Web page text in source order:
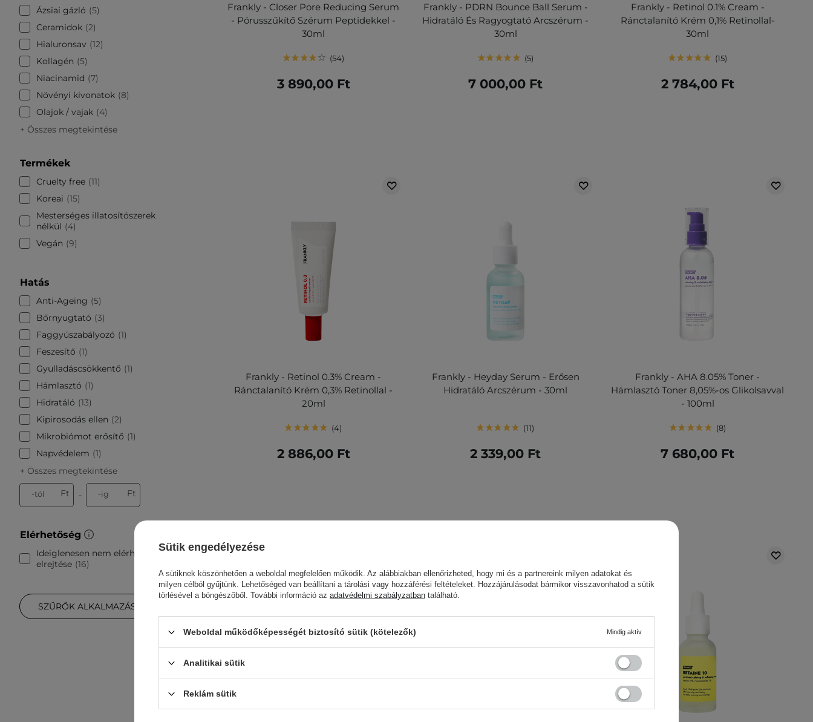
Ázsiai gázló
5
Ceramidok 2
Hialuronsav
12
Kollagén
5
Niacinamid
7
Növényi kivonatok 8
Olajok / vajak
4
+ Összes megtekintése
Termékek
Cruelty free 11
Koreai
15
Mesterséges illatosítószerek
nélkül
4
Vegán
9
Hatás
Anti-Ageing
5
Bőrnyugtató
3
Faggyúszabályozó
1
Feszesítő
1
Gyulladáscsökkentő
1
Hámlasztó
1
Hidratáló
13
Kipirosodás ellen
2
Mikrobiómot erősítő
1
Napvédelem
1
+ Összes megtekintése
-tól Ft - -ig Ft
Elérhetőség
Ideiglenesen nem elérhetők
elrejtése 16
SZŰRŐK ALKALMAZÁSA
Frankly - Closer Pore Reducing Serum
- Pórusszűkítő Szérum Peptidekkel -
30ml
54
3 890,00 Ft
Frankly - PDRN Bounce Ball Serum -
Hidratáló És Ragyogtató Arcszérum -
30ml
5
7 000,00 Ft
Frankly - Retinol 0.1% Cream -
Ránctalanító Krém 0,1% Retinollal-
30ml
15
2 784,00 Ft
Frankly - Retinol 0.3% Cream -
Ránctalanító Krém 0,3% Retinollal -
20ml
4
2 886,00 Ft
Frankly - Heyday Serum - Erősen
Hidratáló Arcszérum - 30ml
11
2 339,00 Ft
Frankly - AHA 8.05% Toner -
Hámlasztó Toner 8,05%-os Glikolsavval
- 100ml
8
7 680,00 Ft
Sütik engedélyezése
A sütiknek köszönhetően a weboldal megfelelően működik. Az alábbiakban ellenőrizheted, hogy mi és a partnereink milyen adatokat és
milyen célból gyűjtünk. Lehetőséged van beállítani a tárolási vagy hozzáférési feltételeket. Hozzájárulásodat bármikor visszavonhatod a sütik
törlésével a böngészőből. További információ az adatvédelmi szabályzatban található.
Weboldal működőképességét biztosító sütik (kötelezők) Mindig aktív
Analitikai sütik
Reklám sütik